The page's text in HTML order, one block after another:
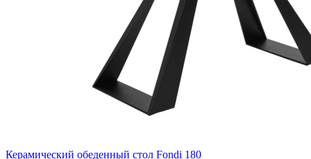
Керамический обеденный стол Fondi 180